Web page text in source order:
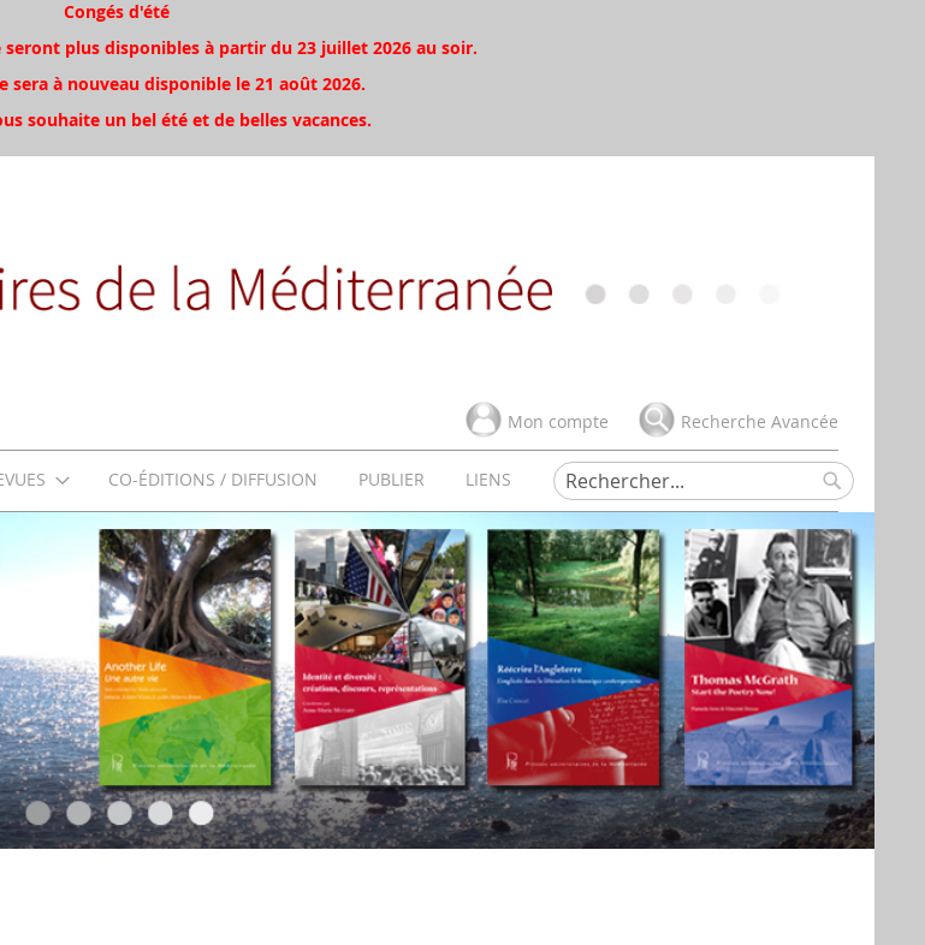
Congés d'été
seront plus disponibles à partir du 23 juillet 2026 au soir.
sera à nouveau disponible le 21 août 2026.
souhaite un bel été et de belles vacances.
Mon compte Recherche Avancée
CO-ÉDITIONS / DIFFUSION PUBLIER
LIENS
Rechercher
Rechercher